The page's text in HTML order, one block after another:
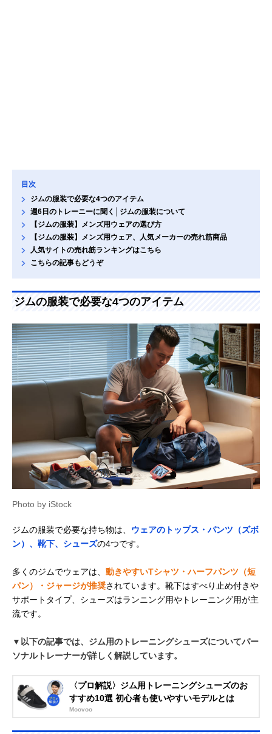
目次
ジムの服装で必要な4つのアイテム
週6日のトレーニーに聞く│ジムの服装について
【ジムの服装】メンズ用ウェアの選び方
【ジムの服装】メンズ用ウェア、人気メーカーの売れ筋商品
人気サイトの売れ筋ランキングはこちら
こちらの記事もどうぞ
ジムの服装で必要な4つのアイテム
Photo by iStock
ジムの服装で必要な持ち物は、 ウェアのトップス・パンツ（ズボ
ン）、靴下、シューズの4つです。
多くのジムでウェアは、 動きやすいTシャツ・ハーフパンツ（短
パン）・ジャージが推奨されています。靴下はすべり止め付きや
サポートタイプ、シューズはランニング用やトレーニング用が主
流です。
▼以下の記事では、ジム用のトレーニングシューズについてパー
ソナルトレーナーが詳しく解説しています。
〈プロ解説〉ジム用トレーニングシューズのお
すすめ10選 初心者も使いやすいモデルとは
Moovoo